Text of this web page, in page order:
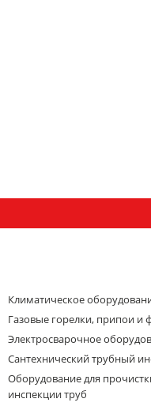
Климатическое
Газовые горелки, припои и
Электросварочное
Сантехнический трубный
Оборудование для
инспекции труб